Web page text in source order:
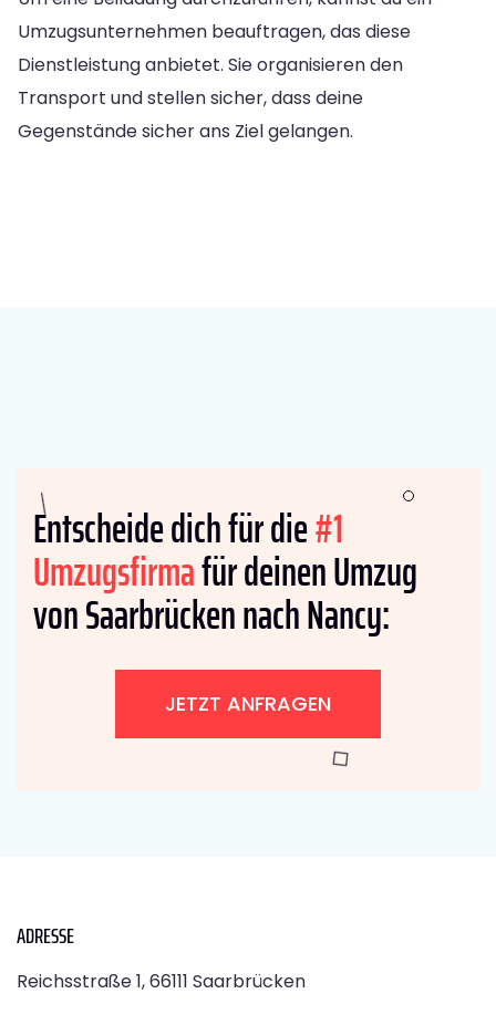
Umzugsunternehmen beauftragen, das diese
Dienstleistung anbietet. Sie organisieren den
Transport und stellen sicher, dass deine
Gegenstände sicher ans Ziel gelangen.
Entscheide dich für die#1
Umzugsfirmafür deinen Umzug
von Saarbrücken nach Nancy:
JETZT ANFRAGEN
ADRESSE
Reichsstraße 1, 66111 Saarbrücken